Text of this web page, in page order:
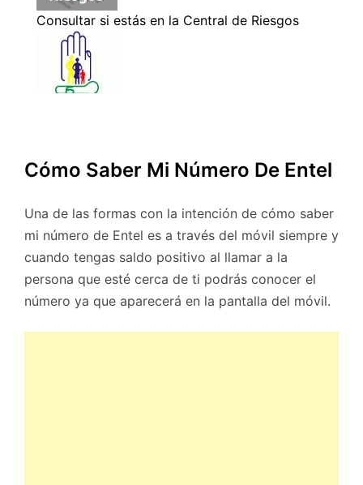
Cómo Saber Mi Número De Entel
Una de las formas con la intención de cómo saber
mi número de Entel es a través del móvil siempre y
cuando tengas saldo positivo al llamar a la
persona que esté cerca de ti podrás conocer el
número ya que aparecerá en la pantalla del móvil.